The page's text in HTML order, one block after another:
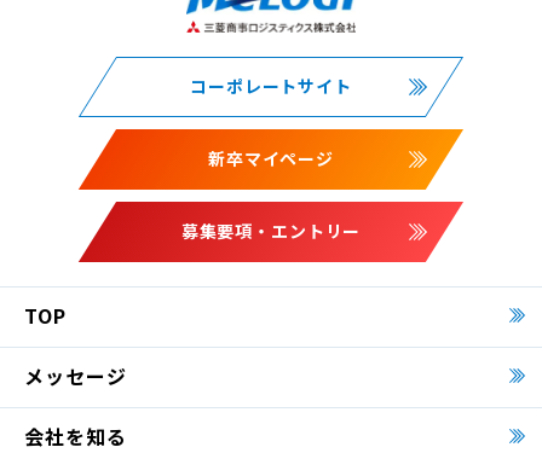
コーポレートサイト
新卒マイページ
募集要項・エントリー
TOP
メッセージ
会社を知る